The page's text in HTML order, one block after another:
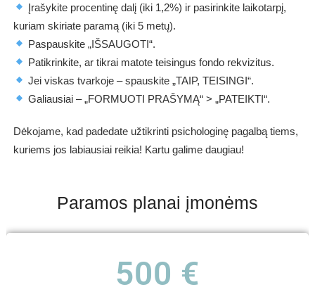
Įrašykite procentinę dalį (iki 1,2%) ir pasirinkite laikotarpį,
kuriam skiriate paramą (iki 5 metų).
Paspauskite „IŠSAUGOTI“.
Patikrinkite, ar tikrai matote teisingus fondo rekvizitus.
Jei viskas tvarkoje – spauskite „TAIP, TEISINGI“.
Galiausiai – „FORMUOTI PRAŠYMĄ“ > „PATEIKTI“.
Dėkojame, kad padedate užtikrinti psichologinę pagalbą tiems,
kuriems jos labiausiai reikia! Kartu galime daugiau!
Paramos planai įmonėms
500 €